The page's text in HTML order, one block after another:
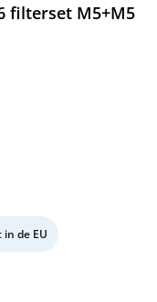
filterset M5+M5
de EU